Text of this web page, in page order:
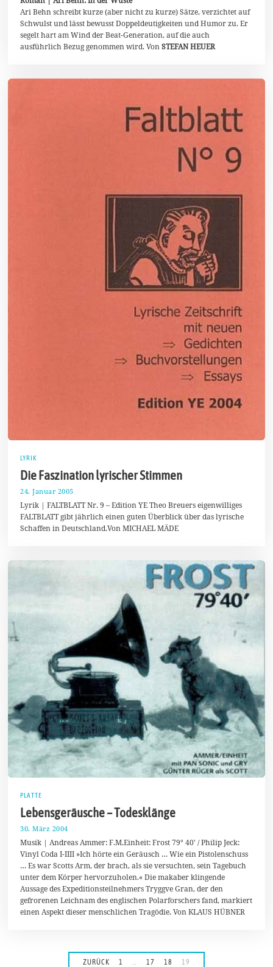
J
u
l
i
0
Ari Behn schreibt kurze (aber nicht zu kurze) Sätze, verzichtet auf
Schwulst und lässt bewusst Doppeldeutigkeiten und Humor zu. Er
segelt hart am Wind der Beat-Generation, auf die auch
ausführlich Bezug genommen wird. VonSTEFAN HEUER
LYRIK
Die Faszination lyrischer Stimmen
24. Januar 2005
5
.
J
u
Lyrik | FALTBLATT Nr. 9 – Edition YE Theo Breuers eigenwilliges
FALTBLATT gibt jährlich einen guten Überblick über das lyrische
Schaffen in Deutschland.Von MICHAEL MÄDE
PLATTE
Lebensgeräusche – Todesklänge
30. März 2004
.
J
u
l
i
2
0
1
Musik | Andreas Ammer: F.M.Einheit: Frost 79° 40′ / Philip Jeck:
Vinyl Coda I-IIII »Ich hörte ein Geräusch … Wie ein Pistolenschuss
… Es war Scotts Arm, der brach, als sie versuchten, sein Tagebuch
unter dem Körper hervorzuholen.« Die makaber klingende
Aussage des Expeditionsteilnehmers Tryggve Gran, der den
gefrorenen Leichnam des englischen Polarforschers fand, markiert
einen Aspekt dieser menschlichen Tragödie. Von KLAUS HÜBNER
ZURÜCK 1 17 18 19